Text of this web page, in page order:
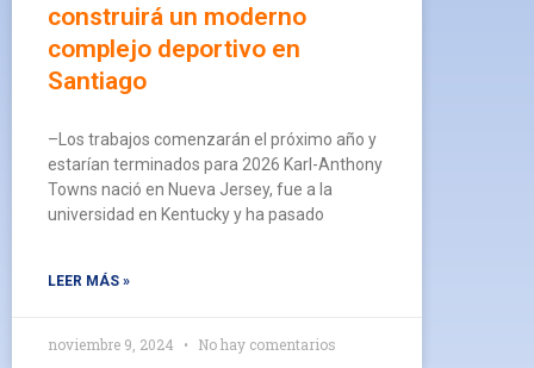
construirá un moderno
complejo deportivo en
Santiago
–Los trabajos comenzarán el próximo año y
estarían terminados para 2026 Karl-Anthony
Towns nació en Nueva Jersey, fue a la
universidad en Kentucky y ha pasado
LEER MÁS »
noviembre 9, 2024 No hay comentarios